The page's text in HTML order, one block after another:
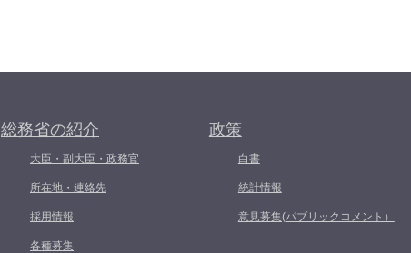
総務省の紹介
大臣・副大臣・政務官
所在地・連絡先
採用情報
各種募集
政策
白書
統計情報
意見募集(パブリックコメント）